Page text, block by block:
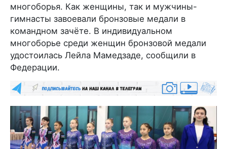
многоборья. Как женщины, так и мужчины-
гимнасты завоевали бронзовые медали в
командном зачёте. В индивидуальном
многоборье среди женщин бронзовой медали
удостоилась Лейла Мамедзаде, сообщили в
Федерации.